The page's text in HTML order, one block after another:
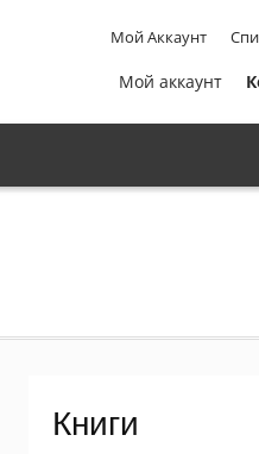
Мой Аккаунт
Мой аккаунт
Книги